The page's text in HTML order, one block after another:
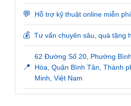
💬 Hỗ trợ kỹ thuật online miễn
💰 Tư vấn chuyên sâu, quà tặng
📍
62 Đường Số 20, Phường
Hòa, Quận Bình Tân, Thành
Minh, Việt Nam